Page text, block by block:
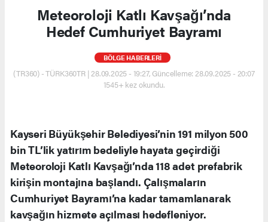
Meteoroloji Katlı Kavşağı’nda
Hedef Cumhuriyet Bayramı
BÖLGE HABERLERİ
(TR360) - TÜRK360TR | 28.09.2025 - 19:27, Güncelleme: 28.09.2025 - 20:07
1545+ kez okundu.
Kayseri Büyükşehir Belediyesi’nin 191 milyon 500
bin TL’lik yatırım bedeliyle hayata geçirdiği
Meteoroloji Katlı Kavşağı’nda 118 adet prefabrik
kirişin montajına başlandı. Çalışmaların
Cumhuriyet Bayramı’na kadar tamamlanarak
kavşağın hizmete açılması hedefleniyor.